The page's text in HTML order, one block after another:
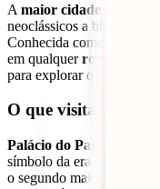
A maior cidade do país
neoclássicos a blocos
Conhecida como a
em qualquerroteiro da
para explorar os
O que visitar em
Palácio do Parlamento :
símbolo da era
o segundo maior edifício